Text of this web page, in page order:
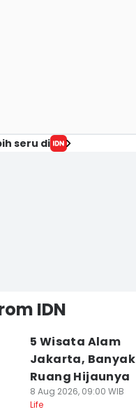
seru di
IDN
5 Wisata Alam
Jakarta, Banyak
Ruang Hijaunya
8 Aug 2026, 09:00 WIB
Life